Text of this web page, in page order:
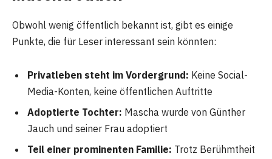
Obwohl wenig öffentlich bekannt ist, gibt es einige
Punkte, die für Leser interessant sein könnten:
Privatleben steht im Vordergrund: Keine Social-
Media-Konten, keine öffentlichen Auftritte
Adoptierte Tochter: Mascha wurde von Günther
Jauch und seiner Frau adoptiert
Teil einer prominenten Familie: Trotz Berühmtheit